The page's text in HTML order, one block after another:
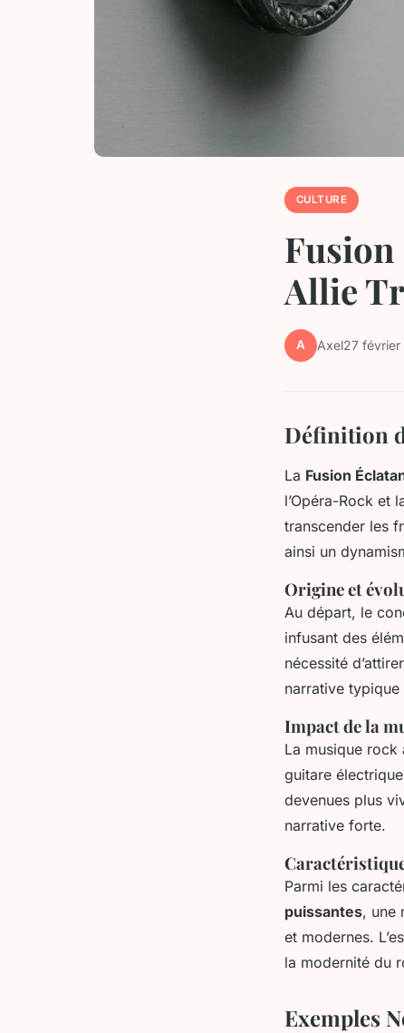
CULTURE
Allie
A Axel27
Définition
La Fusion
l’Opéra-Rock et
transcender les
ainsi un
Origine et
Au départ, le
infusant des
nécessité
narrative typique
Impact de la
La musique
guitare
devenues plus
narrative forte.
Parmi les
puissantes, une
et modernes.
la modernité du
Exemples